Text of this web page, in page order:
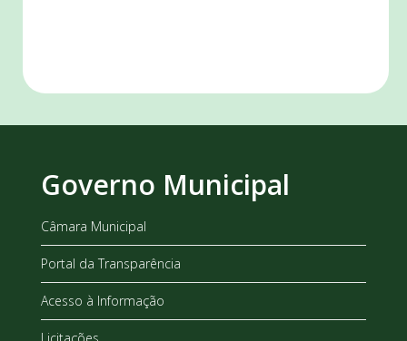
Governo Municipal
Câmara Municipal
Portal da Transparência
Acesso à Informação